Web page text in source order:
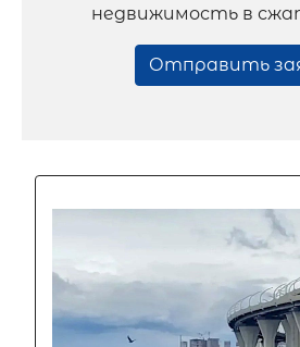
недвижимость в
Отправить